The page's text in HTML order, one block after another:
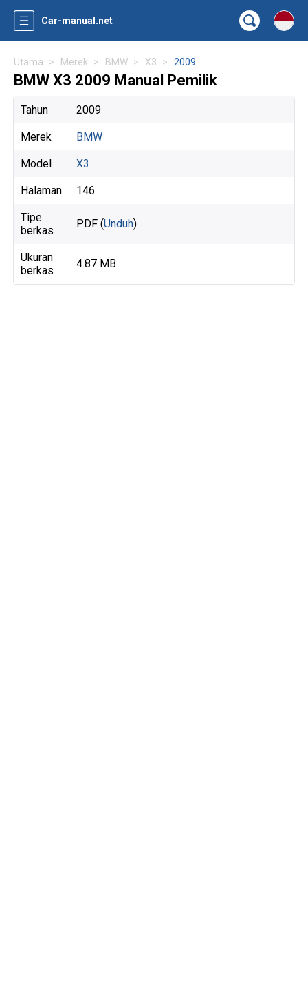
Car-manual.net
Utama Merek BMW X3 2009
BMW X3 2009 Manual Pemilik
Tahun 2009
Merek BMW
Model X3
Halaman 146
Tipe
berkas
PDF (Unduh)
Ukuran
berkas
4.87 MB